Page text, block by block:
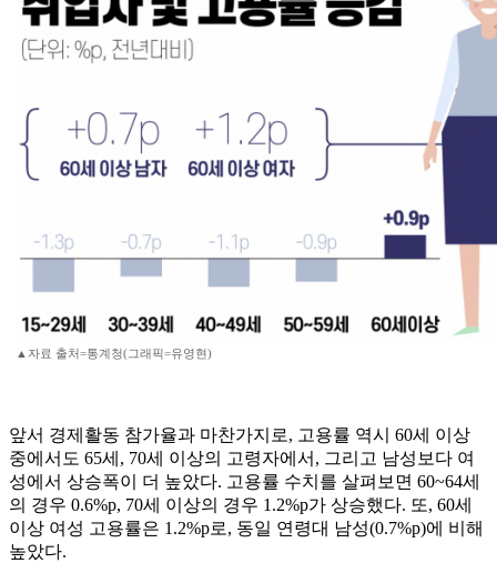
▲자료 출처=통계청(그래픽=유영현)
앞서 경제활동 참가율과 마찬가지로, 고용률 역시 60세 이상
중에서도 65세, 70세 이상의 고령자에서, 그리고 남성보다 여
성에서 상승폭이 더 높았다. 고용률 수치를 살펴보면 60~64세
의 경우 0.6%p, 70세 이상의 경우 1.2%p가 상승했다. 또, 60세
이상 여성 고용률은 1.2%p로, 동일 연령대 남성(0.7%p)에 비해
높았다.